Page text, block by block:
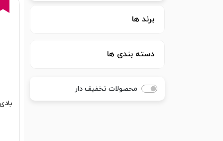
برند ها
دسته بندی ها
محصولات تخفیف دار